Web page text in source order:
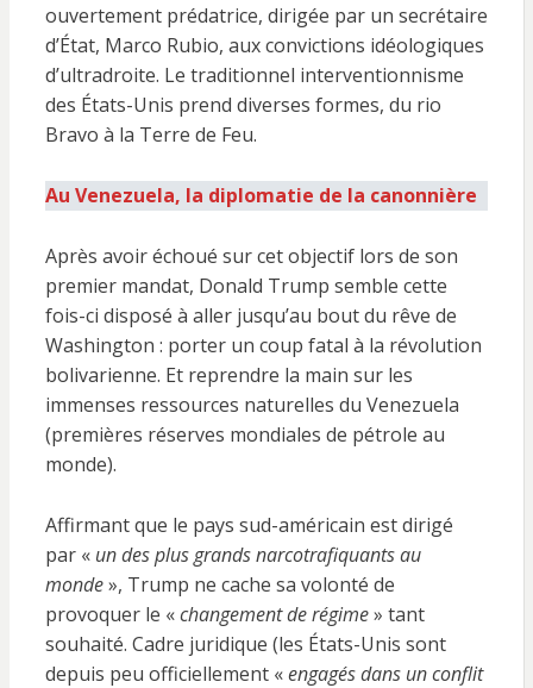
ouvertement prédatrice, dirigée par un secrétaire
d’État, Marco Rubio, aux convictions idéologiques
d’ultradroite. Le traditionnel interventionnisme
des États-Unis prend diverses formes, du rio
Bravo à la Terre de Feu.
Au Venezuela, la diplomatie de la canonnière
Après avoir échoué sur cet objectif lors de son
premier mandat, Donald Trump semble cette
fois-ci disposé à aller jusqu’au bout du rêve de
Washington : porter un coup fatal à la révolution
bolivarienne. Et reprendre la main sur les
immenses ressources naturelles du Venezuela
(premières réserves mondiales de pétrole au
monde).
Affirmant que le pays sud-américain est dirigé
par «un des plus grands narcotrafiquants au
monde», Trump ne cache sa volonté de
provoquer le «changement de régime» tant
souhaité. Cadre juridique (les États-Unis sont
depuis peu officiellement «engagés dans un conflit